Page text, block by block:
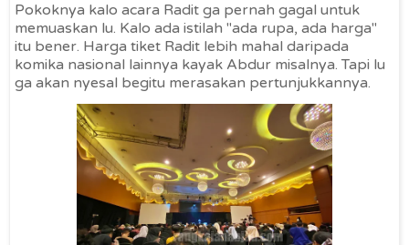
Pokoknya kalo acara Radit ga pernah gagal untuk
memuaskan lu. Kalo ada istilah "ada rupa, ada harga"
itu bener. Harga tiket Radit lebih mahal daripada
komika nasional lainnya kayak Abdur misalnya. Tapi lu
ga akan nyesal begitu merasakan pertunjukkannya.